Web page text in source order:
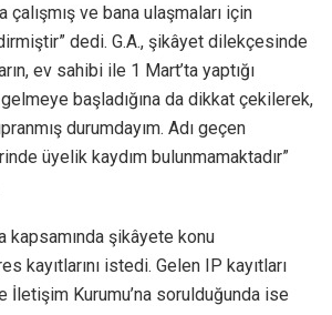
çalışmış ve bana ulaşmaları için
dedi. G.A., şikâyet dilekçesinde
ev sahibi ile 1 Mart’ta yaptığı
başladığına da dikkat çekilerek,
durumdayım. Adı geçen
üyelik kaydım bulunmamaktadır”
kapsamında şikâyete konu
kayıtlarını istedi. Gelen IP kayıtları
İletişim Kurumu’na sorulduğunda ise